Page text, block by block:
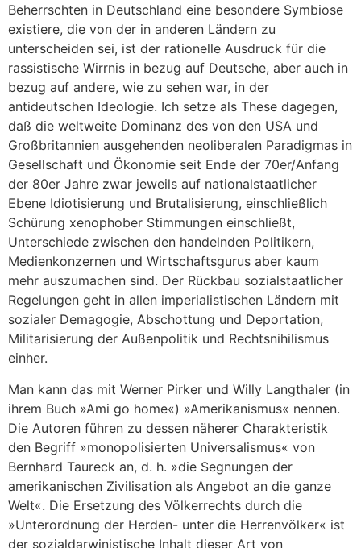
Beherrschten in Deutschland eine besondere Symbiose
existiere, die von der in anderen Ländern zu
unterscheiden sei, ist der rationelle Ausdruck für die
rassistische Wirrnis in bezug auf Deutsche, aber auch in
bezug auf andere, wie zu sehen war, in der
antideutschen Ideologie. Ich setze als These dagegen,
daß die weltweite Dominanz des von den USA und
Großbritannien ausgehenden neoliberalen Paradigmas in
Gesellschaft und Ökonomie seit Ende der 70er/Anfang
der 80er Jahre zwar jeweils auf nationalstaatlicher
Ebene Idiotisierung und Brutalisierung, einschließlich
Schürung xenophober Stimmungen einschließt,
Unterschiede zwischen den handelnden Politikern,
Medienkonzernen und Wirtschaftsgurus aber kaum
mehr auszumachen sind. Der Rückbau sozialstaatlicher
Regelungen geht in allen imperialistischen Ländern mit
sozialer Demagogie, Abschottung und Deportation,
Militarisierung der Außenpolitik und Rechtsnihilismus
einher.
Man kann das mit Werner Pirker und Willy Langthaler (in
ihrem Buch »Ami go home«) »Amerikanismus« nennen.
Die Autoren führen zu dessen näherer Charakteristik
den Begriff »monopolisierten Universalismus« von
Bernhard Taureck an, d. h. »die Segnungen der
amerikanischen Zivilisation als Angebot an die ganze
Welt«. Die Ersetzung des Völkerrechts durch die
»Unterordnung der Herden- unter die Herrenvölker« ist
der sozialdarwinistische Inhalt dieser Art von